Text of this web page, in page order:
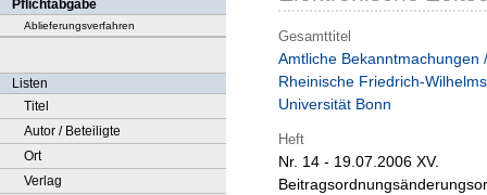
Pflichtabgabe
Ablieferungsverfahren
Listen
Titel
Autor / Beteiligte
Ort
Verlag
Gesamttitel
Amtliche Bekanntmachungen /
Rheinische Friedrich-
Universität Bonn
Heft
Nr. 14 - 19.07.2006 XV.